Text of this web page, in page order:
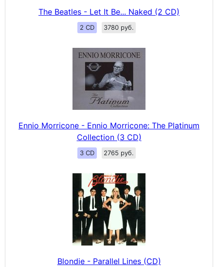
The Beatles - Let It Be... Naked (2 CD)
2 CD 3780 руб.
Ennio Morricone - Ennio Morricone: The Platinum
Collection (3 CD)
3 CD 2765 руб.
Blondie - Parallel Lines (CD)